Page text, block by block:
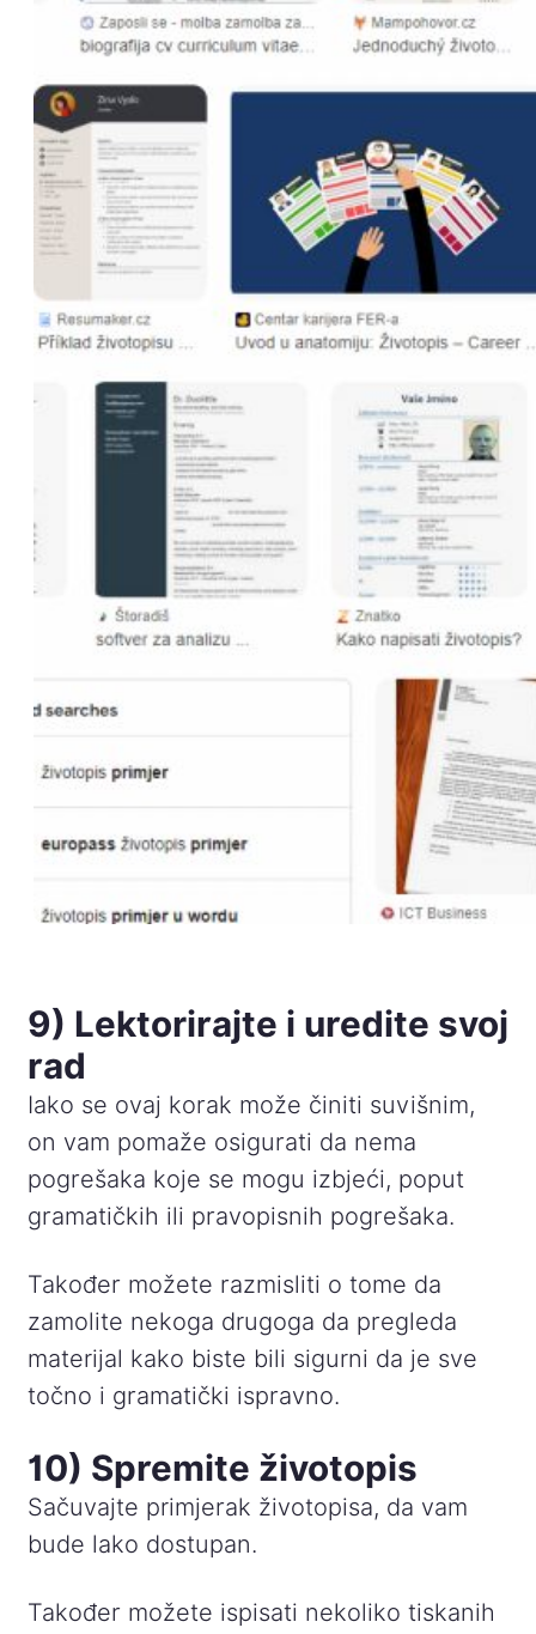
9) Lektorirajte i uredite svoj
rad
Iako se ovaj korak može činiti suvišnim,
on vam pomaže osigurati da nema
pogrešaka koje se mogu izbjeći, poput
gramatičkih ili pravopisnih pogrešaka.
Također možete razmisliti o tome da
zamolite nekoga drugoga da pregleda
materijal kako biste bili sigurni da je sve
točno i gramatički ispravno.
10) Spremite životopis
Sačuvajte primjerak životopisa, da vam
bude lako dostupan.
Također možete ispisati nekoliko tiskanih